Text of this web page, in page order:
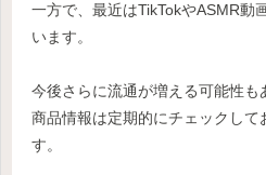
一方で、最近はTikTokやASMR動
います。
今後さらに流通が増える可能性
商品情報は定期的にチェックして
す。